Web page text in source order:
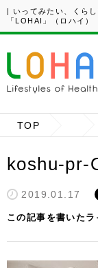
| いってみたい、くら
「LOHAI」（ロハイ）
TOP
koshu-pr-
2019.01.17
この記事を書いたラ